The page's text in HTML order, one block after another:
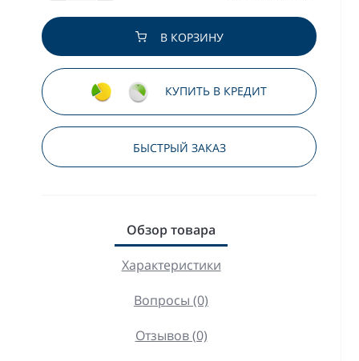
В КОРЗИНУ
КУПИТЬ В КРЕДИТ
БЫСТРЫЙ ЗАКАЗ
Обзор товара
Характеристики
Вопросы (0)
Отзывов (0)